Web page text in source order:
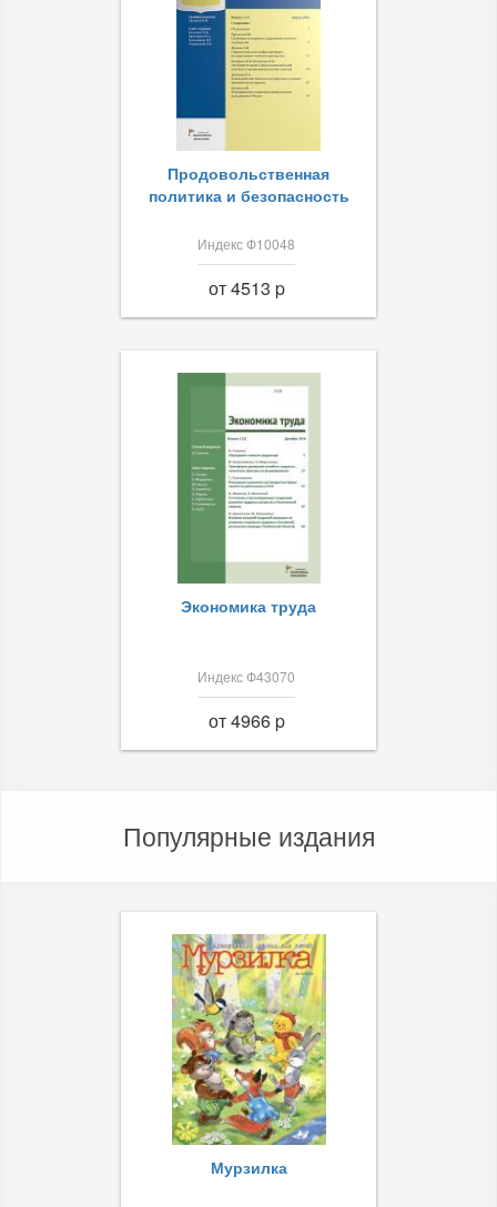
Продовольственная
политика и безопасность
Индекс Ф10048
от 4513 p
Экономика труда
Индекс Ф43070
от 4966 p
Популярные издания
Мурзилка